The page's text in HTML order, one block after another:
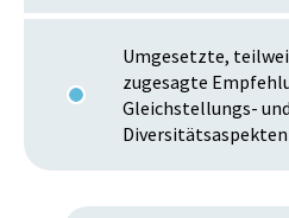
Umgesetzte,
zugesagte
Gleichstellungs-